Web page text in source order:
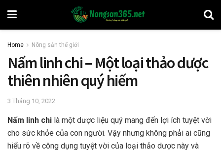
Home Nông sản thế giới
Nấm linh chi – Một loại thảo dược
thiên nhiên quý hiếm
3 Tháng 10, 2022
Nấm linh chi là một dược liệu quý mang đến lợi ích tuyệt vời
cho sức khỏe của con người. Vậy nhưng không phải ai cũng
hiểu rõ về công dụng tuyệt vời của loại thảo dược này và